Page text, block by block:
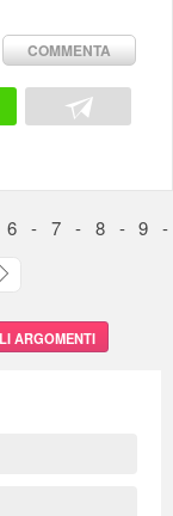
COMMENTA
6 - 7 - 8 - 9 -
ARGOMENTI